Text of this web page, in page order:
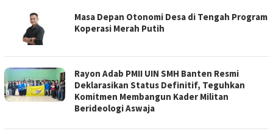
Masa Depan Otonomi Desa di Tengah Program
Koperasi Merah Putih
Rayon Adab PMII UIN SMH Banten Resmi
Deklarasikan Status Definitif, Teguhkan
Komitmen Membangun Kader Militan
Berideologi Aswaja